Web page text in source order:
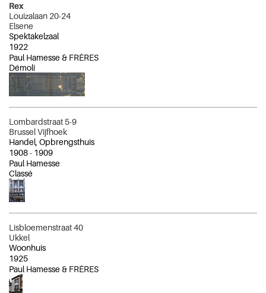
Rex
Louizalaan 20-24
Elsene
Spektakelzaal
1922
Paul Hamesse & FRÈRES
Démoli
Lombardstraat 5-9
Brussel Vijfhoek
Handel, Opbrengsthuis
1908- 1909
Paul Hamesse
Classé
Lisbloemenstraat 40
Ukkel
Woonhuis
1925
Paul Hamesse & FRÈRES